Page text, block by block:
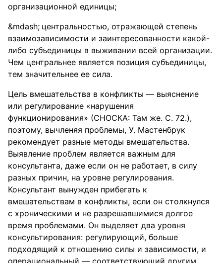
организационной единицы;
центральностью, отражающей степень
взаимозависимости и заинтересованности какой-
либо субъединицы в выживании всей организации.
Чем центральнее является позиция субъединицы,
тем значительнее ее сила.
Цель вмешательства в конфликты — выяснение
или регулирование «нарушения
функционирования» (СНОСКА: Там же. С. 72.),
поэтому, вычленяя проблемы, У. Мастенбрук
рекомендует разные методы вмешательства.
Выявление проблем является важным для
консультанта, даже если он не работает, в силу
разных причин, на уровне регулирования.
Консультант вынужден прибегать к
вмешательствам в конфликты, если он столкнулся
с хроническими и не разрешавшимися долгое
время проблемами. Он выделяет два уровня
консультирования: регулирующий, больше
подходящий к отношению силы и зависимости, и
операциональный — соответствующий другим